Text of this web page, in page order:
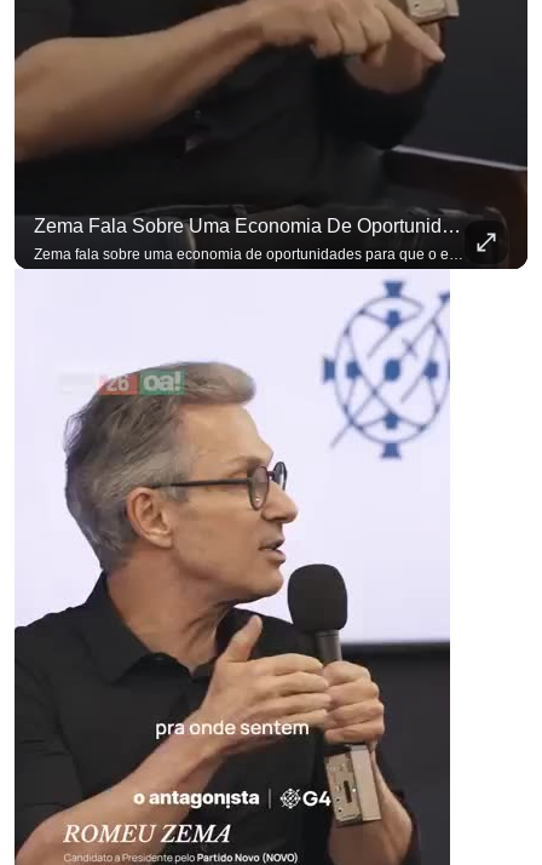
Zema Fala Sobre Uma Economia De Oportunidades Para O Empresário
Zema fala sobre uma economia de oportunidades para que o empresário brasileiro não precise sair do país para manter o crescimento do seu negócio. A primeira Sabatina Presidencial em que as perguntas não vieram de assessores, partidos ou jornalistas. Vieram de uma pesquisa com empresários brasileiros. Imposto, juro, custo de contratar. Cada candidato frente a frente com quem move a economia do país. Se você busca informação com credibilidade, inscreva-se agora e ative o
para não perder nenhuma